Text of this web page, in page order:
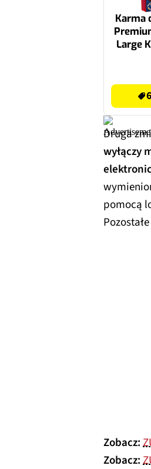
Karma
Large
Druga
wyłączy
pomocą
Zobacz:
Zobacz: